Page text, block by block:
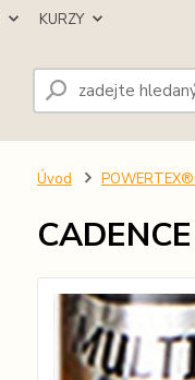
KURZY
Úvod